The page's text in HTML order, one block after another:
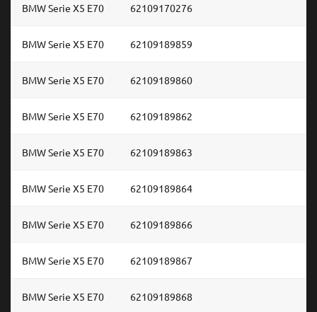
BMW Serie X5 E70 62109170276
BMW Serie X5 E70 62109189859
BMW Serie X5 E70 62109189860
BMW Serie X5 E70 62109189862
BMW Serie X5 E70 62109189863
BMW Serie X5 E70 62109189864
BMW Serie X5 E70 62109189866
BMW Serie X5 E70 62109189867
BMW Serie X5 E70 62109189868